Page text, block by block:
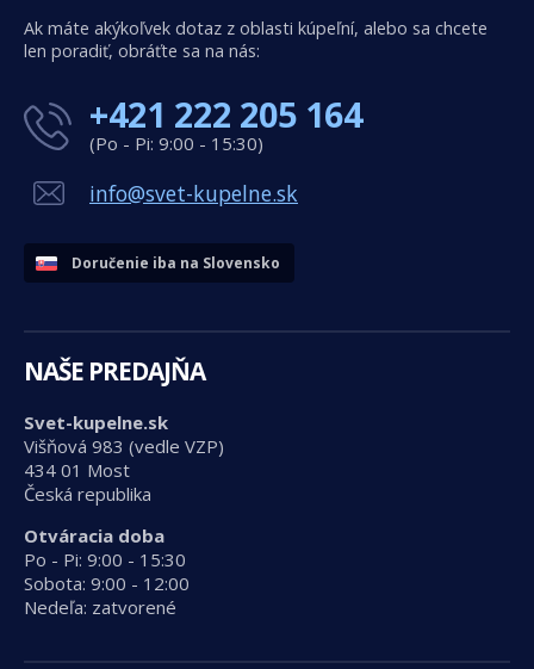
Ak máte akýkoľvek dotaz z oblasti kúpeľní, alebo sa chcete
len poradiť, obráťte sa na nás:
+421 222 205 164
(Po - Pi: 9:00 - 15:30)
info@svet-kupelne.sk
Doručenie iba na Slovensko
NAŠE PREDAJŇA
Svet-kupelne.sk
Višňová 983 (vedle VZP)
434 01 Most
Česká republika
Otváracia doba
Po - Pi: 9:00 - 15:30
Sobota: 9:00 - 12:00
Nedeľa: zatvorené